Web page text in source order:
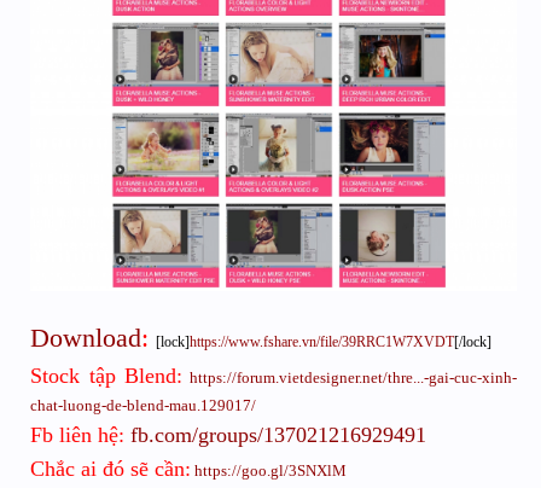
Cloud Overlays
Color Light Overlays
Textures Set I
Textures Set II
Textures Set III
Download: [lock]https://www.fshare.vn/file/39RRC1W7XVDT[/lock]
Stock tập Blend: https://forum.vietdesigner.net/thre...-gai-cuc-xinh-
chat-luong-de-blend-mau.129017/
Fb liên hệ: fb.com/groups/137021216929491
Chắc ai đó sẽ cần: https://goo.gl/3SNXlM